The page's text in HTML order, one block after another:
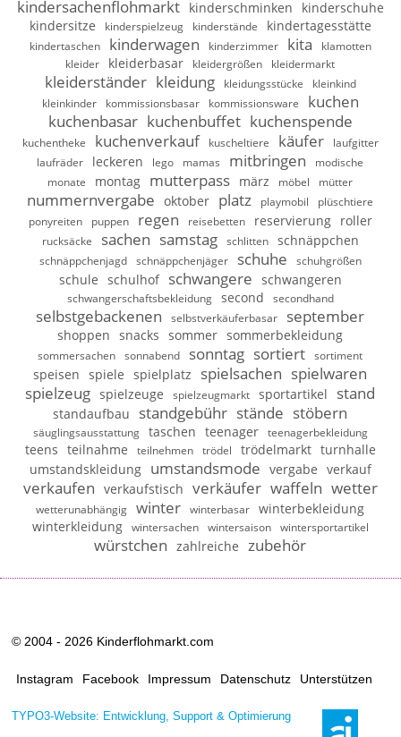
kindersachenflohmarkt kinderschminken
kinderschuhe
kindersitze
kinderspielzeug kinderstände kindertagesstätte
kindertaschen kinderwagen kinderzimmer kita
klamotten
kleider
kleiderbasar kleidergrößen kleidermarkt
kleiderständer kleidung kleidungsstücke
kleinkind
kleinkinder
kommissionsbasar kommissionsware
kuchen
kuchenbasar kuchenbuffet kuchenspende
kuchentheke kuchenverkauf kuscheltiere käufer
laufgitter
laufräder
leckeren lego mamas mitbringen
modische
monate
montag mutterpass märz möbel mütter
nummernvergabe oktober platz playmobil
plüschtiere
ponyreiten
puppen regen reisebetten reservierung roller
rucksäcke sachen samstag schlitten schnäppchen
schnäppchenjagd schnäppchenjäger schuhe schuhgrößen
schule schulhof schwangere schwangeren
schwangerschaftsbekleidung second secondhand
selbstgebackenen selbstverkäuferbasar september
shoppen snacks sommer sommerbekleidung
sommersachen sonnabend sonntag sortiert sortiment
speisen spiele spielplatz spielsachen spielwaren
spielzeug spielzeuge spielzeugmarkt sportartikel stand
standaufbau standgebühr stände stöbern
säuglingsausstattung taschen teenager teenagerbekleidung
teens teilnahme teilnehmen trödel trödelmarkt turnhalle
umstandskleidung umstandsmode vergabe verkauf
verkaufen verkaufstisch verkäufer waffeln wetter
wetterunabhängig winter winterbasar
winterbekleidung
winterkleidung
wintersachen wintersaison wintersportartikel
würstchen zahlreiche zubehör
© 2004 - 2026 Kinderflohmarkt.com
Instagram Facebook Impressum Datenschutz Unterstützen
TYPO3-Website: Entwicklung, Support & Optimierung